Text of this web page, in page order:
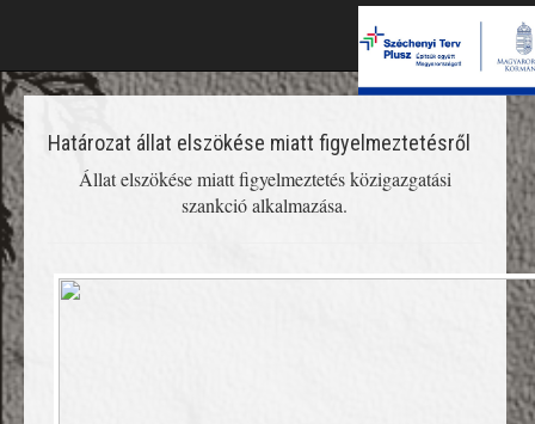
Határozat állat elszökése miatt figyelmeztetésről
Állat elszökése miatt figyelmeztetés közigazgatási
szankció alkalmazása.